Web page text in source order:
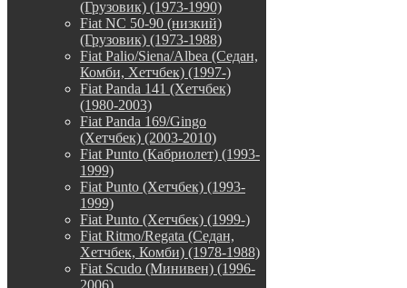
(Грузовик) (1973-1990)
Fiat NC 50-90 (низкий)
(Грузовик) (1973-1988)
Fiat Palio/Siena/Albea (Седан,
Комби, Хетчбек) (1997-)
Fiat Panda 141 (Хетчбек)
(1980-2003)
Fiat Panda 169/Gingo
(Хетчбек) (2003-2010)
Fiat Punto (Кабриолет) (1993-
1999)
Fiat Punto (Хетчбек) (1993-
1999)
Fiat Punto (Хетчбек) (1999-)
Fiat Ritmo/Regata (Седан,
Хетчбек, Комби) (1978-1988)
Fiat Scudo (Минивен) (1996-
2006)